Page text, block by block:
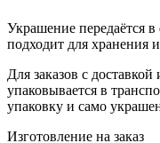
Украшение передаётся
подходит для хранения
Для заказов с
упаковывается в
упаковку и само
Изготовление на заказ